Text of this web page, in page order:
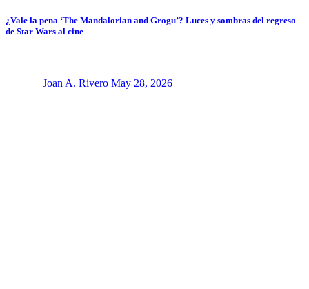
¿Vale la pena ‘The Mandalorian and Grogu’? Luces y sombras del regreso
de Star Wars al cine
Joan A. Rivero May 28, 2026